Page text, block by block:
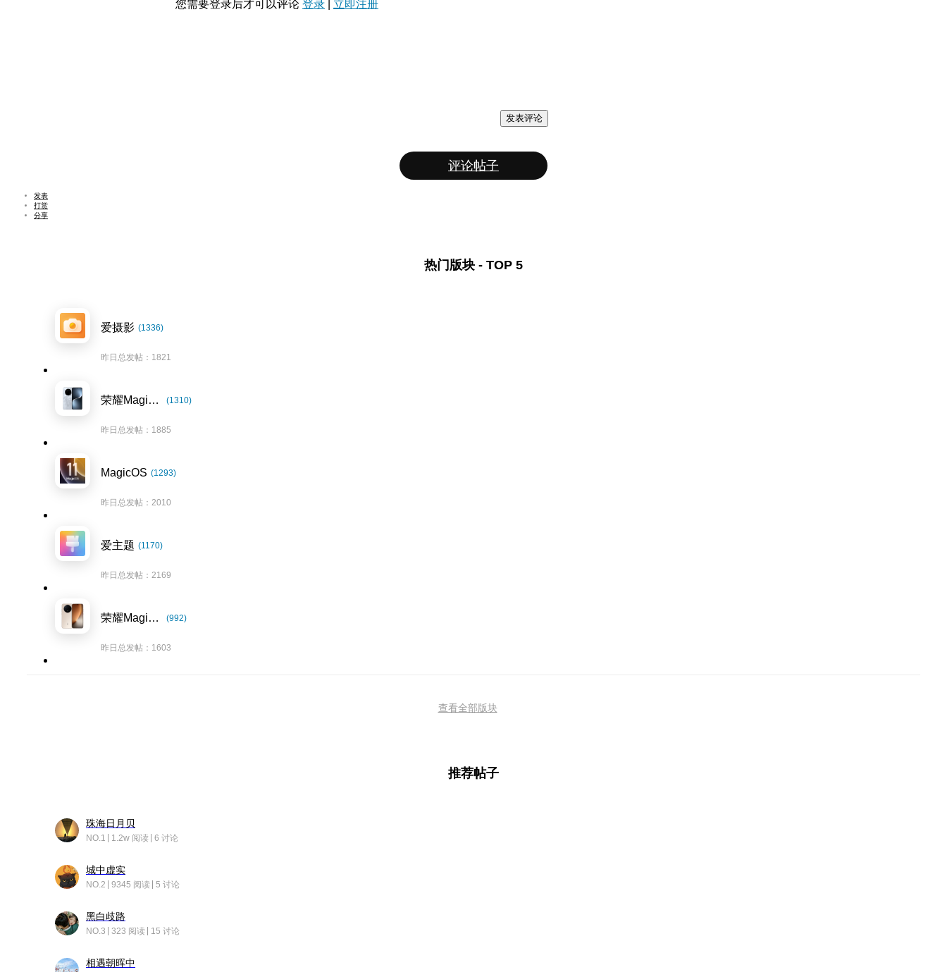
您需要登录后才可以评论 登录 立即注册
发表评论
评论帖子
发表
打赏
分享
热门版块 - TOP 5
爱摄影 (1336)
昨日总发帖：1821
荣耀Magic7系列 (1310)
昨日总发帖：1885
MagicOS (1293)
昨日总发帖：2010
爱主题 (1170)
昨日总发帖：2169
荣耀Magic8系列 (992)
昨日总发帖：1603
查看全部版块
推荐帖子
珠海日月贝
NO.1 1.2w 阅读 6 讨论
城中虚实
NO.2 9345 阅读 5 讨论
黑白歧路
NO.3 323 阅读 15 讨论
相遇朝晖中